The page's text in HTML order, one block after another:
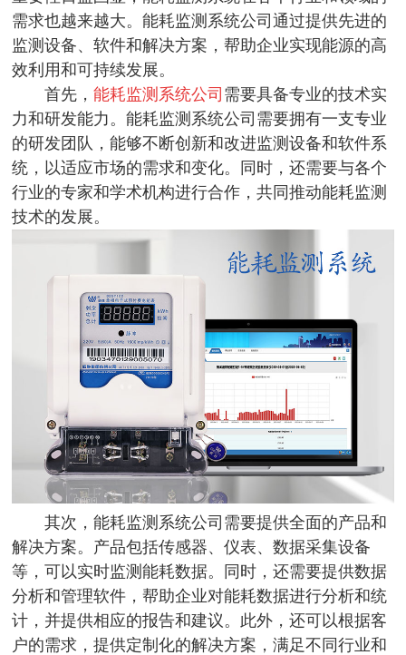
需求也越来越大。能耗监测系统公司通过提供先进的
监测设备、软件和解决方案，帮助企业实现能源的高
效利用和可持续发展。
首先，能耗监测系统公司 需要具备专业的技术实
力和研发能力。能耗监测系统公司 需要拥有一支专业
的研发团队，能够不断创新和改进监测设备和软件系
统，以适应市场的需求和变化。同时，还需要与各个
行业的专家和学术机构进行合作，共同推动能耗监测
技术的发展。
其次，能耗监测系统公司需要提供全面的产品和
解决方案。产品包括传感器、仪表、数据采集设备
等，可以实时监测能耗数据。同时，还需要提供数据
分析和管理软件，帮助企业对能耗数据进行分析和统
计，并提供相应的报告和建议。此外，还可以根据客
户的需求，提供定制化的解决方案，满足不同行业和